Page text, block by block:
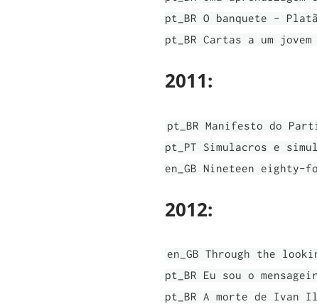
pt_BR O banquete -
pt_BR Cartas a um
2011:
pt_BR Manifesto do
pt_PT Simulacros e
en_GB Nineteen eighty-
2012:
en_GB Through the
pt_BR Eu sou o
pt_BR A morte de Ivan